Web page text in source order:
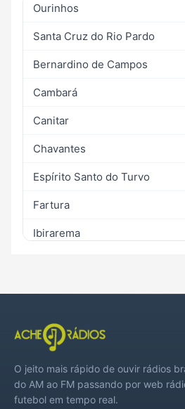
Ourinhos
Santa Cruz do Rio Pardo
Bernardino de Campos
Cambará
Canitar
Chavantes
Espírito Santo do Turvo
Fartura
Ibirarema
Piraju
Ribeirão do Sul
São Pedro do Turvo
O jeito mais rápido de ouvir rádios
do AM ao FM passando por web
futebol em tempo real.